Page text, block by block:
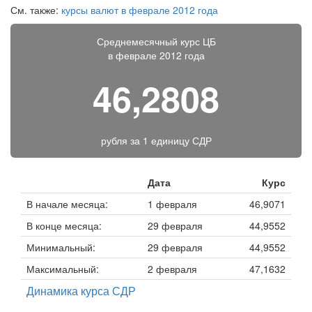
См. также: курсы валют в феврале 2012 года
Среднемесячный курс ЦБ
в феврале 2012 года
46,2808
рубля за 1 единицу СДР
Дата
Курс
В начале месяца:
1 февраля
46,9071
В конце месяца:
29 февраля
44,9552
Минимальный:
29 февраля
44,9552
Максимальный:
2 февраля 47,1632
Динамика курса СДР